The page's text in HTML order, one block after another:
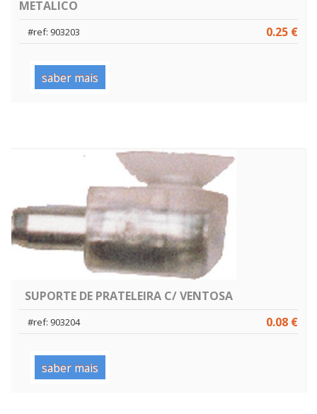
METALICO
0.25 €
#ref: 903203
saber mais
SUPORTE DE PRATELEIRA C/ VENTOSA
0.08 €
#ref: 903204
saber mais